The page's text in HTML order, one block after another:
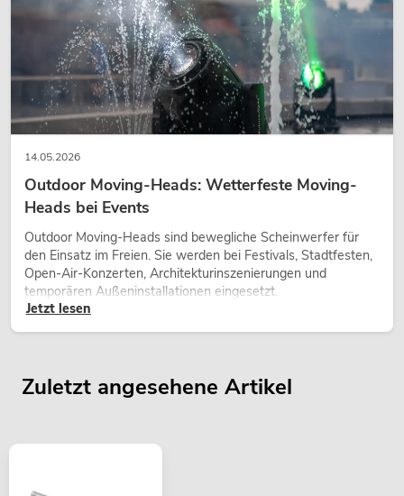
14.05.2026
Outdoor Moving-Heads: Wetterfeste Moving-
Heads bei Events
Outdoor Moving-Heads sind bewegliche Scheinwerfer für
den Einsatz im Freien. Sie werden bei Festivals, Stadtfesten,
Open-Air-Konzerten, Architekturinszenierungen und
temporären Außeninstallationen eingesetzt.
Jetzt lesen
Zuletzt angesehene Artikel